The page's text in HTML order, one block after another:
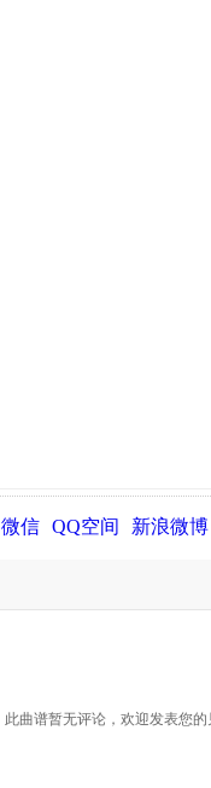
微信 QQ空间 新浪微博
此曲谱暂无评论，欢迎发表您的